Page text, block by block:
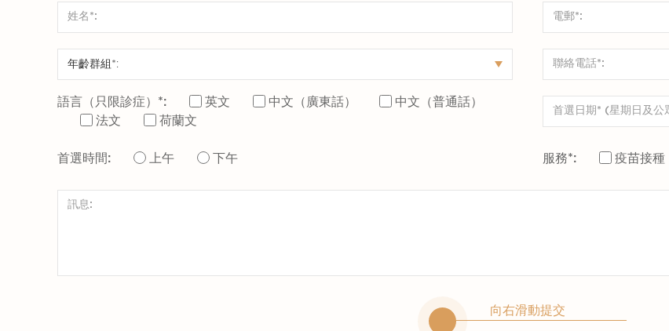
語言（只限診症）*: 英文 中文（廣東話）
中文（普通話）
法文
荷蘭文
首選時間: 上午 下午 服務*: 疫苗接種
向右滑動提交